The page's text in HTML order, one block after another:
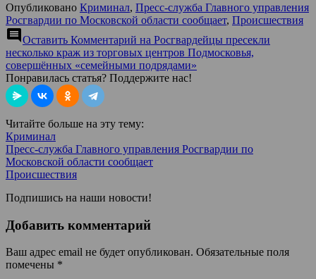
Опубликовано Криминал, Пресс-служба Главного управления
Росгвардии по Московской области сообщает, Происшествия
comment Оставить Комментарий на Росгвардейцы пресекли
несколько краж из торговых центров Подмосковья,
совершённых «семейными подрядами»
Понравилась статья? Поддержите нас!
Читайте больше на эту тему:
Криминал
Пресс-служба Главного управления Росгвардии по
Московской области сообщает
Происшествия
Подпишись на наши новости!
Добавить комментарий
Ваш адрес email не будет опубликован. Обязательные поля
помечены *